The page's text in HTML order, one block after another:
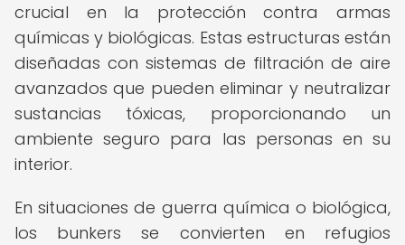
crucial en la protección contra armas
químicas y biológicas. Estas estructuras están
diseñadas con sistemas de filtración de aire
avanzados que pueden eliminar y neutralizar
sustancias tóxicas, proporcionando un
ambiente seguro para las personas en su
interior.
En situaciones de guerra química o biológica,
los bunkers se convierten en refugios